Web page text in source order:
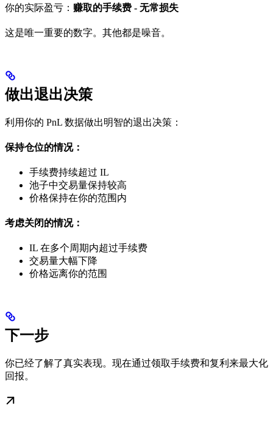
你的实际盈亏： 赚取的手续费 - 无常损失
这是唯一重要的数字。其他都是噪音。
做出退出决策
利用你的 PnL 数据做出明智的退出决策：
保持仓位的情况：
手续费持续超过 IL
池子中交易量保持较高
价格保持在你的范围内
考虑关闭的情况：
IL 在多个周期内超过手续费
交易量大幅下降
价格远离你的范围
下一步
你已经了解了真实表现。现在通过领取手续费和复利来最大化
回报。